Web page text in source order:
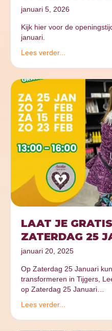
januari 5, 2026
Kijk hier voor de
januari.
Lees verder...
LAAT JE
ZATERDAG 25
januari 20, 2025
Op Zaterdag 25 Januari
transformeren in Tijgers,
op Zaterdag 25 Januari…
Lees verder...